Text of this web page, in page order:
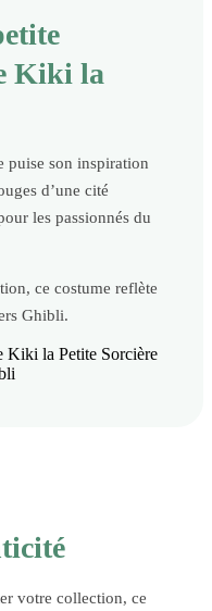
Kiki la
puise son inspiration
d’une cité
les passionnés du
ce costume reflète
Ghibli.
votre collection, ce